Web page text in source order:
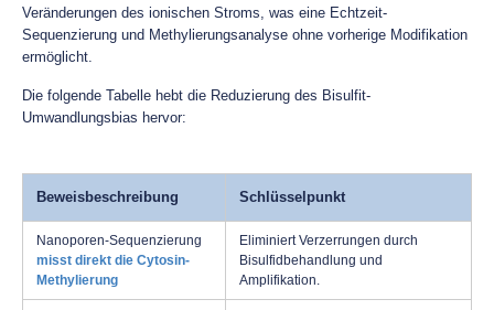
Veränderungen des ionischen Stroms, was eine Echtzeit-
Sequenzierung und Methylierungsanalyse ohne vorherige Modifikation
ermöglicht.
Die folgende Tabelle hebt die Reduzierung des Bisulfit-
Umwandlungsbias hervor:
Beweisbeschreibung Schlüsselpunkt
Nanoporen-Sequenzierung
misst direkt die Cytosin-
Methylierung
Eliminiert Verzerrungen durch
Bisulfidbehandlung und
Amplifikation.